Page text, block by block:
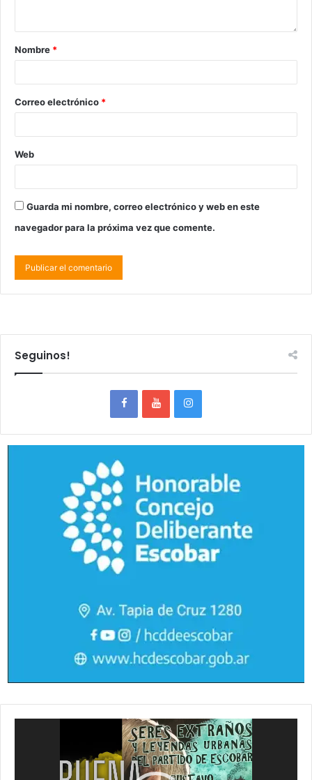
Nombre *
Correo electrónico *
Web
Guarda mi nombre, correo electrónico y web en este
navegador para la próxima vez que comente.
Seguinos!